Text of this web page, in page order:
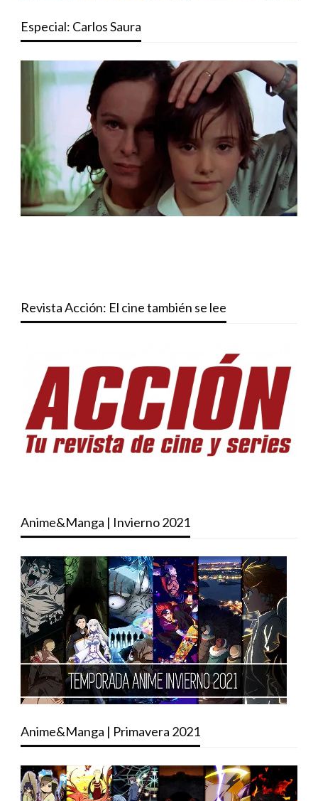
Especial: Carlos Saura
Revista Acción: El cine también se lee
Anime&Manga | Invierno 2021
Anime&Manga | Primavera 2021